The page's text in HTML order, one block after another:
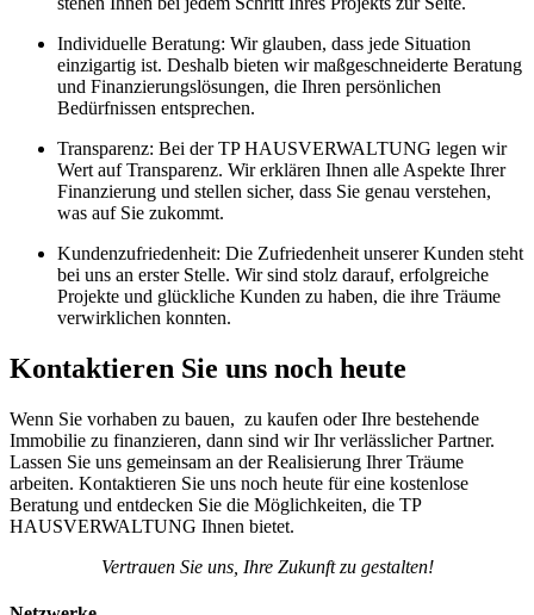
Individuelle Beratung: Wir glauben, dass jede Situation
einzigartig ist. Deshalb bieten wir maßgeschneiderte Beratung
und Finanzierungslösungen, die Ihren persönlichen
Bedürfnissen entsprechen.
Transparenz: Bei der TP HAUSVERWALTUNG legen wir
Wert auf Transparenz. Wir erklären Ihnen alle Aspekte Ihrer
Finanzierung und stellen sicher, dass Sie genau verstehen,
was auf Sie zukommt.
Kundenzufriedenheit: Die Zufriedenheit unserer Kunden steht
bei uns an erster Stelle. Wir sind stolz darauf, erfolgreiche
Projekte und glückliche Kunden zu haben, die ihre Träume
verwirklichen konnten.
Kontaktieren Sie uns noch heute
Wenn Sie vorhaben zu bauen, zu kaufen oder Ihre bestehende
Immobilie zu finanzieren, dann sind wir Ihr verlässlicher Partner.
Lassen Sie uns gemeinsam an der Realisierung Ihrer Träume
arbeiten. Kontaktieren Sie uns noch heute für eine kostenlose
Beratung und entdecken Sie die Möglichkeiten, die TP
HAUSVERWALTUNG Ihnen bietet.
Vertrauen Sie uns, Ihre Zukunft zu gestalten!